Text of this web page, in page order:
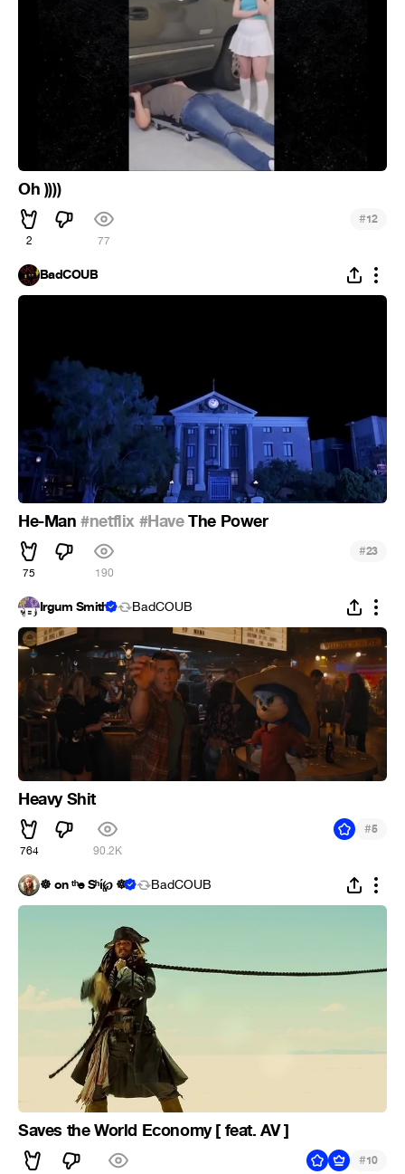
Oh ))))
2 77
#12
BadCOUB
He-Man#netflix #HaveThe Power
75 190
#23
Irgum Smith BadCOUB
Heavy Shit
764 90.2K
#5
☸ on ᵗʰe Sʰί℘ ☸ BadCOUB
Saves the World Economy [ feat. AV ]
#10